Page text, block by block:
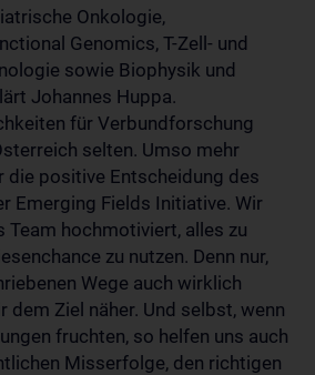
Onkologie,
Genomics, T-Zell- und
sowie Biophysik und
Johannes Huppa.
für Verbundforschung
selten. Umso mehr
die positive Entscheidung des
Emerging Fields Initiative. Wir
Team hochmotiviert, alles zu
zu nutzen. Denn nur,
Wege auch wirklich
dem Ziel näher. Und selbst, wenn
fruchten, so helfen uns auch
Misserfolge, den richtigen